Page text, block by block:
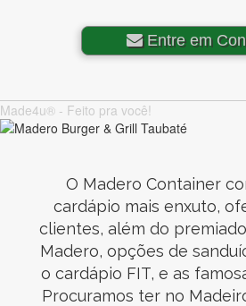
Entre em
Made4u® - Feito pra você!
O Madero Container
cardápio mais enxuto,
clientes, além do
Madero, opções de
o cardápio FIT, e as
Procuramos ter no